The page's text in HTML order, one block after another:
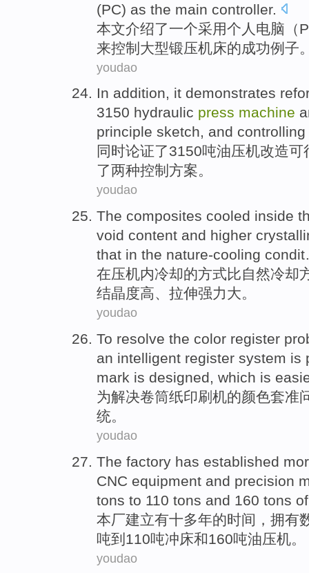
(PC) as the main controller.
本文介绍了一个采用个人 电脑 （
来控制大型锻压机床的成功例子
youdao
In addition, it demonstrates
3150 hydraulic press machine
principle sketch, and controlling
同时论证了3150吨油压机改造可
了两种控制 方案。
youdao
The composites cooled inside
void content and higher
that in the nature-cooling
在压机内冷却的方式比自然冷却
结晶度高、 拉伸强力大。
youdao
To resolve the color register
an intelligent register system is
mark is designed, which is
为解决卷筒纸印刷机的颜色套准
统。
youdao
The factory has established
CNC equipment and precision
tons to 110 tons and 160 tons
本厂建立有十多年的时间 ， 拥有
吨到 110吨冲床和160吨油压机。
youdao